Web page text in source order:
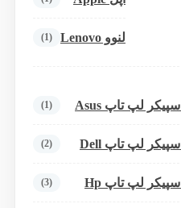
لنوو Lenovo (1)
اسپیکر لپ تاپ Asus (1)
اسپیکر لپ تاپ Dell (2)
اسپیکر لپ تاپ Hp (3)